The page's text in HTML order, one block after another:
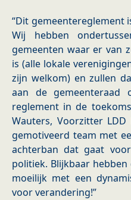
“Dit gemeentereglement
Wij hebben
gemeenten waar er van
is (alle lokale
zijn welkom) en zullen
aan de gemeenteraad
reglement in de
Wauters, Voorzitter
gemotiveerd team met
achterban dat gaat
politiek. Blijkbaar
moeilijk met een
voor verandering!”